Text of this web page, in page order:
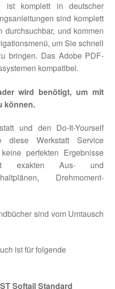
ist komplett in deutscher
sind komplett
durchsuchbar, und kommen
um Sie schnell
bringen. Das Adobe PDF-
kompatibel.
wird benötigt, um mit
können.
und den Do-It-Yourself
diese Werkstatt Service
perfekten Ergebnisse
exakten Aus- und
Drehmoment-
sind vom Umtausch
ist für folgende
Softail Standard